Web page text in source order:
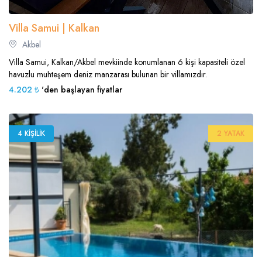
Villa Samui | Kalkan
Akbel
Villa Samui, Kalkan/Akbel mevkiinde konumlanan 6 kişi kapasiteli özel
havuzlu muhteşem deniz manzarası bulunan bir villamızdır.
4.202 ₺ 'den başlayan fiyatlar
4 KIŞILIK 2 YATAK